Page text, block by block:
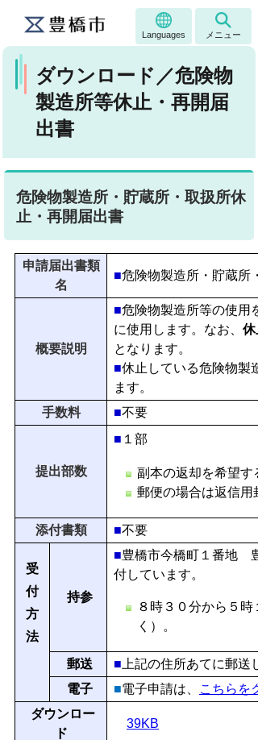
Languages メニュー
ダウンロード／危険物
製造所等休止・再開届
出書
危険物製造所・貯蔵所・取扱所休
止・再開届出書
申請届出書類
名
■危険物製造所・貯蔵所
概要説明
■危険物製造所等の使用を
に使用します。なお、 休
となります。
■休止している危険物製
ます。
手数料
■不要
提出部数
■ １部
副本の返却を希望す
郵便の場合は返信用
添付書類 ■不要
受
付
方
法
持参
■豊橋市今橋町１番地
付しています。
８時３０分から５
く）。
郵送 ■ 上記の住所あてに郵送
電子
■電子申請は、
こちらを
ダウンロー
ド
39KB